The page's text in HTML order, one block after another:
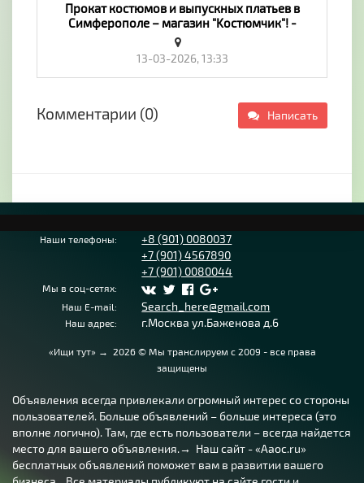
Прокат костюмов и выпускных платьев в
Симферополе – магазин "Koстюмчик"! -
«Предложение услуг, Обучение»
13-03-2026, 13:33
Комментарии (0) Написать
Наши телефоны:
+8 (901) 0080037
+7 (901) 4567890
+7 (901) 0080044
Мы в соц-сетях:
Наш E-mail:
Search_here@gmail.com
Наш адрес: г.Москва ул.Баженова д.6
«Ищи тут» → 2026© Мы транслируем с 2009 - все права
защищены
Объявления всегда привлекали огромный интерес со стороны
пользователей. Больше объявлений – больше интереса (это
вполне логично). Там, где есть пользователи – всегда найдется
место для вашего объявления.→ Наш сайт - «Aaoc.ru»
бесплатных объявлений поможет вам в развитии вашего